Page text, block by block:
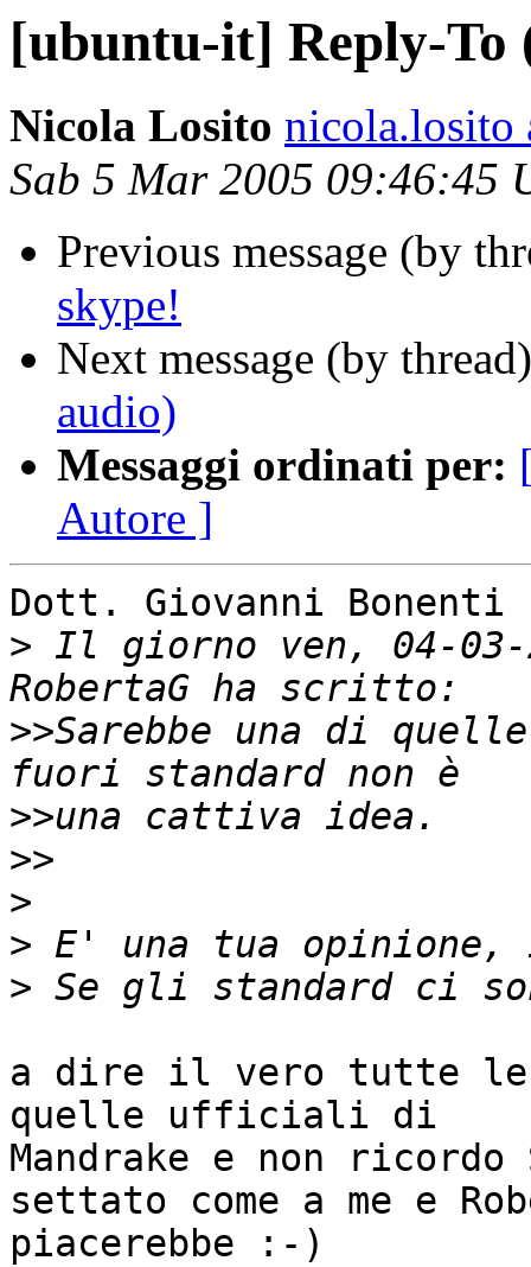
[ubuntu-it] Reply-To
Nicola Losito nicola.losito
Sab 5 Mar 2005 09:46:45
Previous message (by
skype!
Next message (by
audio)
Messaggi ordinati per:
Autore ]
Dott. Giovanni
> Il giorno ven, 04-03-
>>Sarebbe una di
>>
>>
>
>
>
a dire il vero tutte le
quelle ufficiali di
Mandrake e non
settato come a me e
piacerebbe :-)